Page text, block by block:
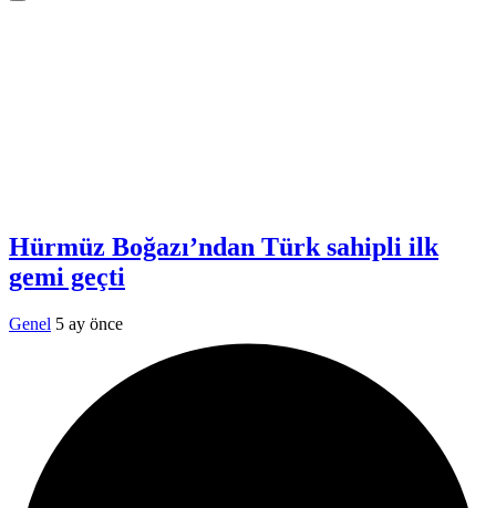
Hürmüz Boğazı’ndan Türk sahipli ilk
gemi geçti
Genel 5 ay önce